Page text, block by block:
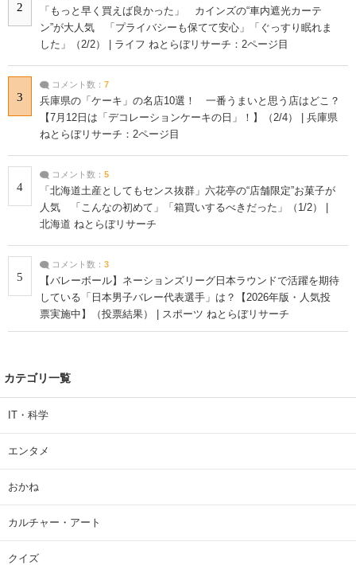
2
「もっと早く買えば良かった」 カインズの“車内遮光カーテ
ン”が大人気 「プライバシーも保てて安心」「ぐっすり眠れま
した」（2/2） | ライフ ねとらぼリサーチ：2ページ目
3
コメント数： 7
兵庫県の「ケーキ」の名店10選！ 一番うまいと思う店はどこ？
【7月12日は「デコレーションケーキの日」！】（2/4） | 兵庫県
ねとらぼリサーチ：2ページ目
4
コメント数： 5
「北海道土産としてもセンス抜群」六花亭の“店舗限定”お菓子が
人気 「こんなの初めて」「箱買いするべきだった」（1/2） |
北海道 ねとらぼリサーチ
5
コメント数： 3
【バレーボール】ネーションズリーグ日本ラウンドで活躍を期待
している「日本男子バレー代表選手」は？【2026年版・人気投
票実施中】（投票結果） | スポーツ ねとらぼリサーチ
カテゴリ一覧
IT・科学
エンタメ
おかね
カルチャー・アート
クイズ